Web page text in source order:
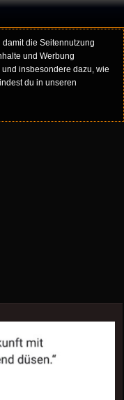
die Seitennutzung
und Werbung
insbesondere dazu, wie
du in unseren